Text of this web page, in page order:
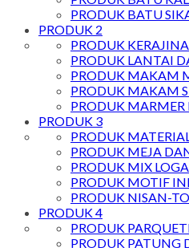
PRODUK BATU
PRODUK 2
PRODUK
PRODUK LANTAI
PRODUK MAKAM
PRODUK MAKAM
PRODUK MARMER
PRODUK 3
PRODUK
PRODUK MEJA
PRODUK MIX
PRODUK MOTIF
PRODUK NISAN-
PRODUK 4
PRODUK
PRODUK PATUNG